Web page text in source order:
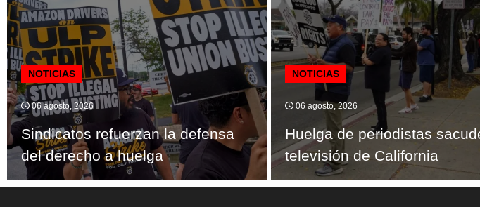
NOTICIAS
06 agosto, 2026
Sindicatos refuerzan la defensa
del derecho a huelga
NOTICIAS
06 agosto, 2026
Huelga de periodistas
televisión de California